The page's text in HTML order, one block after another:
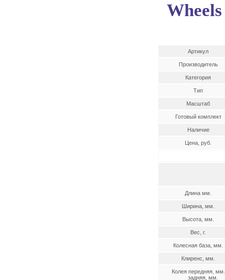
Wheels
Артикул
Производитель
Категория
Тип
Масштаб
Готовый комплект
Наличие
Цена, руб.
Длина мм.
Ширина, мм.
Высота, мм.
Вес, г.
Колесная база, мм.
Клиренс, мм.
Колея передняя, мм.
задняя, мм.